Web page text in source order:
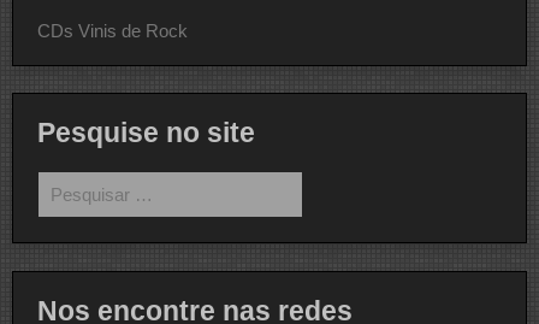
CDs Vinis de Rock
Pesquise no site
por:
Nos encontre nas redes